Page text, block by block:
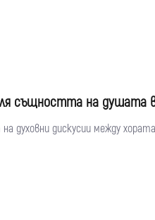
същността на душата
духовни дискусии между